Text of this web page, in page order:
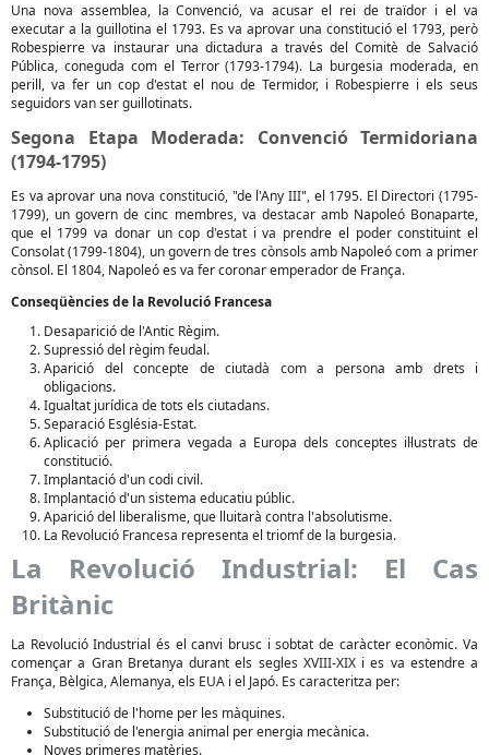
Una nova assemblea, la Convenció, va acusar el rei de traïdor i el va
executar a la guillotina el 1793. Es va aprovar una constitució el 1793, però
Robespierre va instaurar una dictadura a través del Comitè de Salvació
Pública, coneguda com el Terror (1793-1794). La burgesia moderada, en
perill, va fer un cop d'estat el nou de Termidor, i Robespierre i els seus
seguidors van ser guillotinats.
Segona Etapa Moderada: Convenció Termidoriana
(1794-1795)
Es va aprovar una nova constitució, "de l'Any III", el 1795. El Directori (1795-
1799), un govern de cinc membres, va destacar amb Napoleó Bonaparte,
que el 1799 va donar un cop d'estat i va prendre el poder constituint el
Consolat (1799-1804), un govern de tres cònsols amb Napoleó com a primer
cònsol. El 1804, Napoleó es va fer coronar emperador de França.
Conseqüències de la Revolució Francesa
Desaparició de l'Antic Règim.
Supressió del règim feudal.
Aparició del concepte de ciutadà com a persona amb drets i
obligacions.
Igualtat jurídica de tots els ciutadans.
Separació Església-Estat.
Aplicació per primera vegada a Europa dels conceptes il·lustrats de
constitució.
Implantació d'un codi civil.
Implantació d'un sistema educatiu públic.
Aparició del liberalisme, que lluitarà contra l'absolutisme.
La Revolució Francesa representa el triomf de la burgesia.
La Revolució Industrial: El Cas
Britànic
La Revolució Industrial és el canvi brusc i sobtat de caràcter econòmic. Va
començar a Gran Bretanya durant els segles XVIII-XIX i es va estendre a
França, Bèlgica, Alemanya, els EUA i el Japó. Es caracteritza per:
Substitució de l'home per les màquines.
Substitució de l'energia animal per energia mecànica.
Noves primeres matèries.